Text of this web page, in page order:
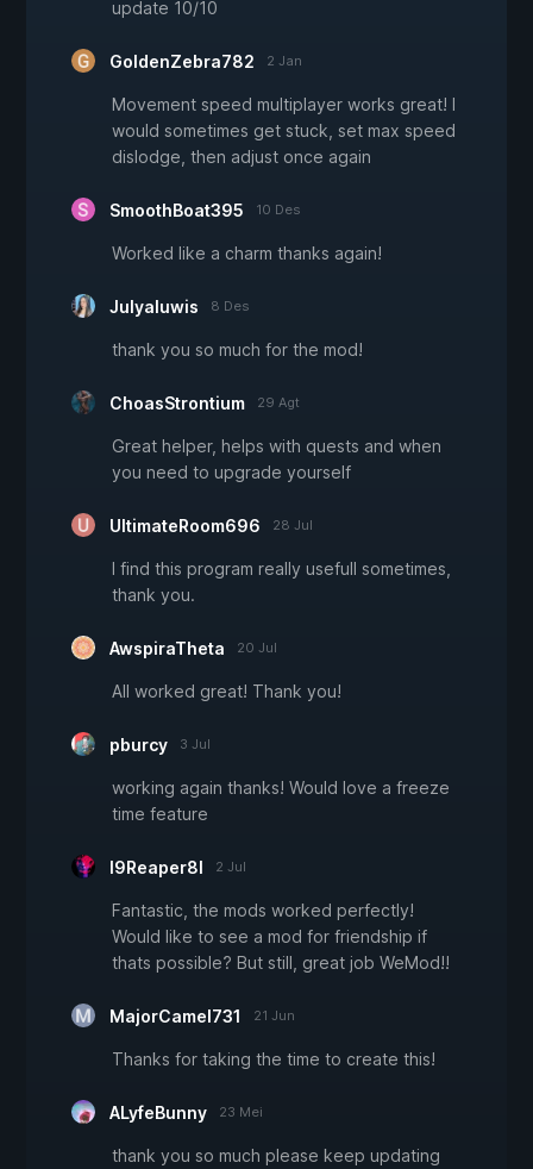
update 10/10
GoldenZebra782 2 Jan
Movement speed multiplayer works great! I
would sometimes get stuck, set max speed
dislodge, then adjust once again
SmoothBoat395 10 Des
Worked like a charm thanks again!
Julyaluwis 8 Des
thank you so much for the mod!
ChoasStrontium 29 Agt
Great helper, helps with quests and when
you need to upgrade yourself
UltimateRoom696 28 Jul
I find this program really usefull sometimes,
thank you.
AwspiraTheta 20 Jul
All worked great! Thank you!
pburcy 3 Jul
working again thanks! Would love a freeze
time feature
I9Reaper8I 2 Jul
Fantastic, the mods worked perfectly!
Would like to see a mod for friendship if
thats possible? But still, great job WeMod!!
MajorCamel731 21 Jun
Thanks for taking the time to create this!
ALyfeBunny 23 Mei
thank you so much please keep updating